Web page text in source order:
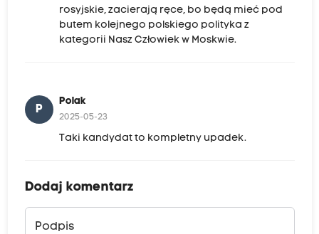
rosyjskie, zacierają ręce, bo będą mieć pod
butem kolejnego polskiego polityka z
kategorii Nasz Człowiek w Moskwie.
P
Polak
2025-05-23
Taki kandydat to kompletny upadek.
Dodaj komentarz
Podpis